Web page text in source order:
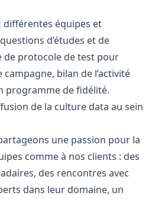
différentes équipes et
d’études et de
de protocole de test pour
campagne, bilan de l’activité
programme de fidélité.
de la culture data au sein
une passion pour la
comme à nos clients : des
des rencontres avec
dans leur domaine, un